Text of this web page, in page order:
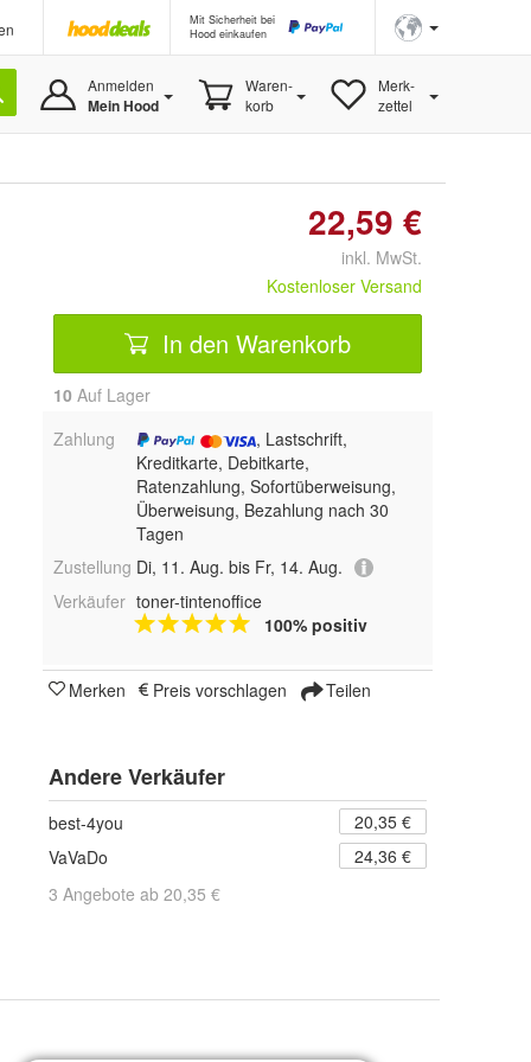
Mit Sicherheit bei
Hood einkaufen
Anmelden
Mein Hood
Waren-
korb
Merk-
zettel
22,59 €
inkl. MwSt.
Kostenloser Versand
In den Warenkorb
10 Auf Lager
Zahlung
, Lastschrift,
Kreditkarte, Debitkarte,
Ratenzahlung, Sofortüberweisung,
Überweisung, Bezahlung nach 30
Tagen
Zustellung Di, 11. Aug. bis Fr, 14. Aug.
Verkäufer toner-tintenoffice
100% positiv
Merken Preis vorschlagen Teilen
Andere Verkäufer
best-4you
20,35 €
VaVaDo
24,36 €
3 Angebote ab 20,35 €